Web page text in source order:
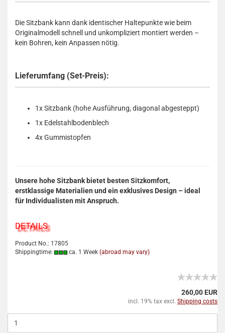
Die Sitzbank kann dank identischer Haltepunkte wie beim
Originalmodell schnell und unkompliziert montiert werden –
kein Bohren, kein Anpassen nötig.
Lieferumfang (Set-Preis):
1x Sitzbank (hohe Ausführung, diagonal abgesteppt)
1x Edelstahlbodenblech
4x Gummistopfen
Unsere hohe Sitzbank bietet besten Sitzkomfort,
erstklassige Materialien und ein exklusives Design – ideal
für Individualisten mit Anspruch.
DETAILS
Product No.: 17805
Shippingtime:
ca. 1 Week (abroad may vary)
260,00 EUR
incl. 19% tax excl. Shipping costs